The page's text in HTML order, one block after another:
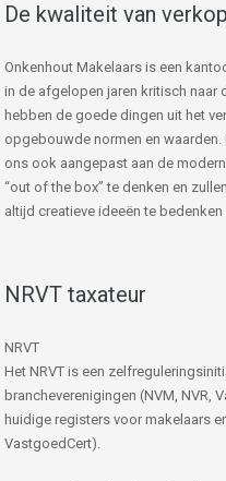
De kwaliteit van
Onkenhout Makelaars is een
in de afgelopen jaren kritisch naar
hebben de goede dingen uit het
opgebouwde normen en
ons ook aangepast aan de
“out of the box” te denken en
altijd creatieve ideeën te
NRVT taxateur
NRVT
Het NRVT is een
brancheverenigingen (NVM, NVR,
huidige registers voor makelaars
VastgoedCert).